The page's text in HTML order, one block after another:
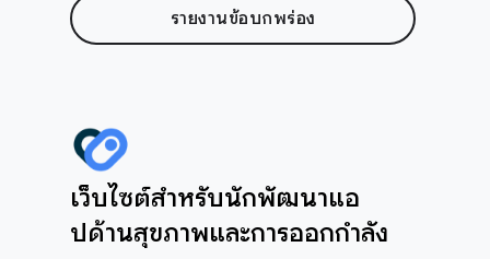
รายงานข้อบกพร่อง
เว็บไซต์สำหรับนักพัฒนาแอ
ปด้านสุขภาพและการออกกำลัง